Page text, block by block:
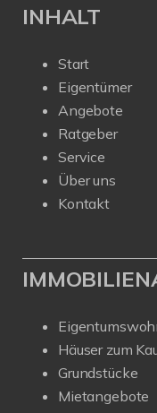
INHALT
Start
Eigentümer
Angebote
Ratgeber
Service
Über uns
Kontakt
Häuser zum
Grundstücke
Mietangebote